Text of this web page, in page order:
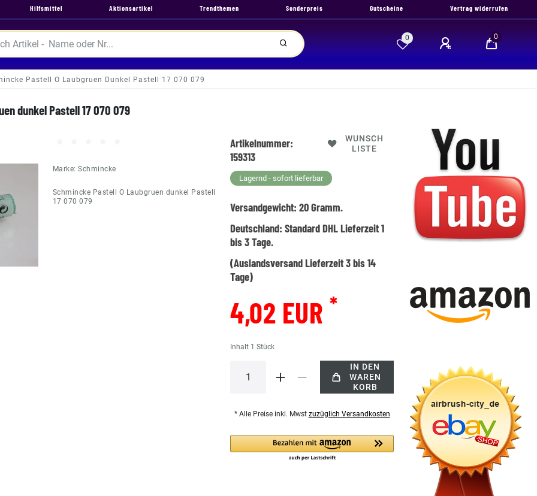
Hilfsmittel Aktionsartikel Trendthemen Sonderpreis Gutscheine Vertrag widerrufen
0 0
Pastell O Laubgruen Dunkel Pastell 17 070 079
dunkel Pastell 17 070 079
Marke:Schmincke
Schmincke Pastell O Laubgruen dunkel Pastell
17 070 079
Artikelnummer:
159313
WUNSCH
LISTE
Lagernd - sofort lieferbar
Versandgewicht:20Gramm.
Deutschland:Standard DHL Lieferzeit 1
bis 3 Tage.
(Auslandsversand Lieferzeit 3 bis 14
Tage)
4,02 EUR *
Inhalt 1Stück
IN DEN
WAREN
KORB
* Alle Preise inkl. Mwst zuzüglich Versandkosten